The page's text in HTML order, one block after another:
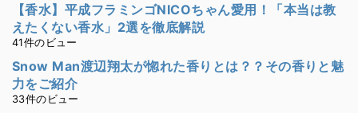
【香水】平成フラミンゴNICOちゃん愛用！「本当は教
えたくない香水」2選を徹底解説
41件のビュー
Snow Man渡辺翔太が惚れた香りとは？？その香りと魅
力をご紹介
33件のビュー